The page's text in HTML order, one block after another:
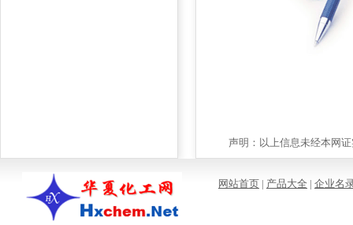
声明：以上信息未经本网
网站首页 | 产品大全 | 企业名